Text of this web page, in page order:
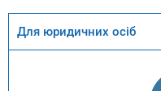
Для юридичних осіб